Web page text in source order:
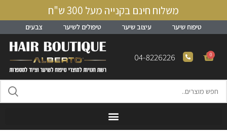
משלוח חינם בקנייה מעל 300 ש"ח
טיפוח שיער עיצוב שיער טיפולים לשיער צבעים
0
04-8226226